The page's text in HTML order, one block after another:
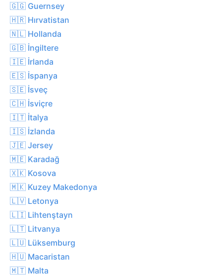
🇬🇬 Guernsey
🇭🇷 Hırvatistan
🇳🇱 Hollanda
🇬🇧 İngiltere
🇮🇪 İrlanda
🇪🇸 İspanya
🇸🇪 İsveç
🇨🇭 İsviçre
🇮🇹 İtalya
🇮🇸 İzlanda
🇯🇪 Jersey
🇲🇪 Karadağ
🇽🇰 Kosova
🇲🇰 Kuzey Makedonya
🇱🇻 Letonya
🇱🇮 Lihtenştayn
🇱🇹 Litvanya
🇱🇺 Lüksemburg
🇭🇺 Macaristan
🇲🇹 Malta